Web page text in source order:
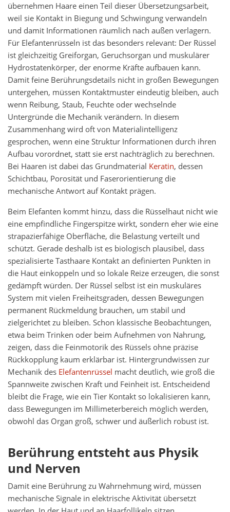
übernehmen Haare einen Teil dieser Übersetzungsarbeit,
weil sie Kontakt in Biegung und Schwingung verwandeln
und damit Informationen räumlich nach außen verlagern.
Für Elefantenrüsseln ist das besonders relevant: Der Rüssel
ist gleichzeitig Greiforgan, Geruchsorgan und muskulärer
Hydrostatenkörper, der enorme Kräfte aufbauen kann.
Damit feine Berührungsdetails nicht in großen Bewegungen
untergehen, müssen Kontaktmuster eindeutig bleiben, auch
wenn Reibung, Staub, Feuchte oder wechselnde
Untergründe die Mechanik verändern. In diesem
Zusammenhang wird oft von Materialintelligenz
gesprochen, wenn eine Struktur Informationen durch ihren
Aufbau vorordnet, statt sie erst nachträglich zu berechnen.
Bei Haaren ist dabei das Grundmaterial Keratin, dessen
Schichtbau, Porosität und Faserorientierung die
mechanische Antwort auf Kontakt prägen.
Beim Elefanten kommt hinzu, dass die Rüsselhaut nicht wie
eine empfindliche Fingerspitze wirkt, sondern eher wie eine
strapazierfähige Oberfläche, die Belastung verteilt und
schützt. Gerade deshalb ist es biologisch plausibel, dass
spezialisierte Tasthaare Kontakt an definierten Punkten in
die Haut einkoppeln und so lokale Reize erzeugen, die sonst
gedämpft würden. Der Rüssel selbst ist ein muskuläres
System mit vielen Freiheitsgraden, dessen Bewegungen
permanent Rückmeldung brauchen, um stabil und
zielgerichtet zu bleiben. Schon klassische Beobachtungen,
etwa beim Trinken oder beim Aufnehmen von Nahrung,
zeigen, dass die Feinmotorik des Rüssels ohne präzise
Rückkopplung kaum erklärbar ist. Hintergrundwissen zur
Mechanik des Elefantenrüssel macht deutlich, wie groß die
Spannweite zwischen Kraft und Feinheit ist. Entscheidend
bleibt die Frage, wie ein Tier Kontakt so lokalisieren kann,
dass Bewegungen im Millimeterbereich möglich werden,
obwohl das Organ groß, schwer und äußerlich robust ist.
Berührung entsteht aus Physik
und Nerven
Damit eine Berührung zu Wahrnehmung wird, müssen
mechanische Signale in elektrische Aktivität übersetzt